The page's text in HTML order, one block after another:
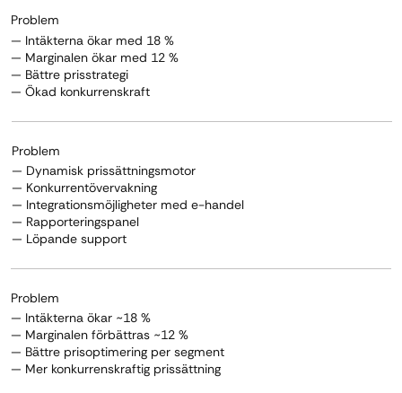
Problem
— Intäkterna ökar med 18 %
— Marginalen ökar med 12 %
— Bättre prisstrategi
— Ökad konkurrenskraft
Problem
— Dynamisk prissättningsmotor
— Konkurrentövervakning
— Integrationsmöjligheter med e-handel
— Rapporteringspanel
— Löpande support
Problem
— Intäkterna ökar ~18 %
— Marginalen förbättras ~12 %
— Bättre prisoptimering per segment
— Mer konkurrenskraftig prissättning